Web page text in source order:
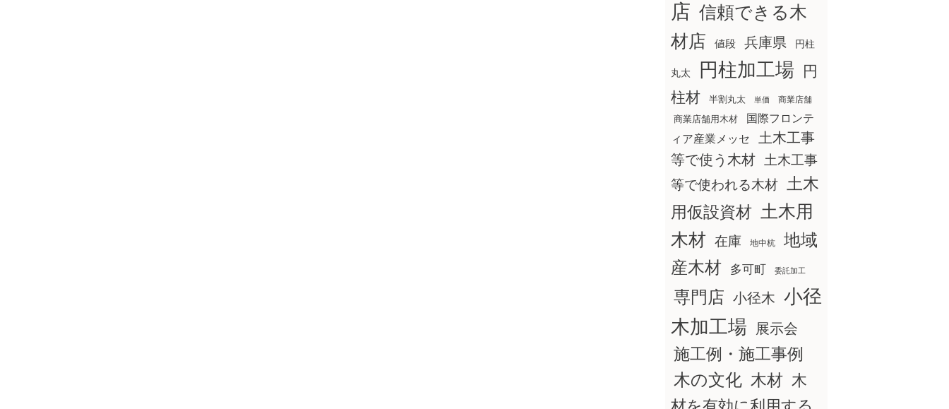
店 信頼できる木
材店
値段 兵庫県 円柱
丸太 円柱加工場
円
柱材
半割丸太 単価 商業店舗
商業店舗用木材
国際フロンテ
ィア産業メッセ
土木工事
等で使う木材
土木工事
等で使われる木材
土木
用仮設資材 土木用
木材 在庫 地中杭
地域
産木材
多可町 委託加工
専門店 小径木 小径
木加工場
展示会
施工例・施工事例
木の文化 木材 木